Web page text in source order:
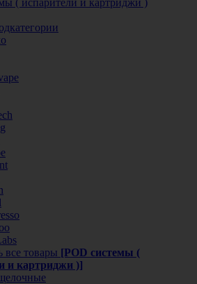
( испарители и картриджи )
все товары [POD системы (
и картриджи )]